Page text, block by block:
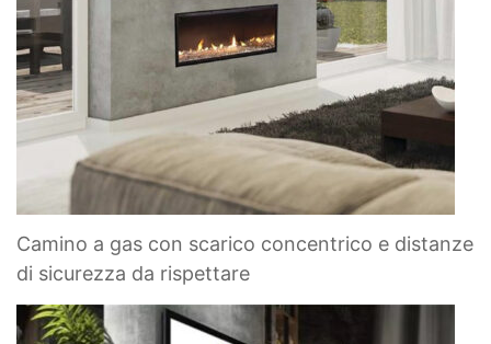
Camino a gas con scarico concentrico e distanze
di sicurezza da rispettare